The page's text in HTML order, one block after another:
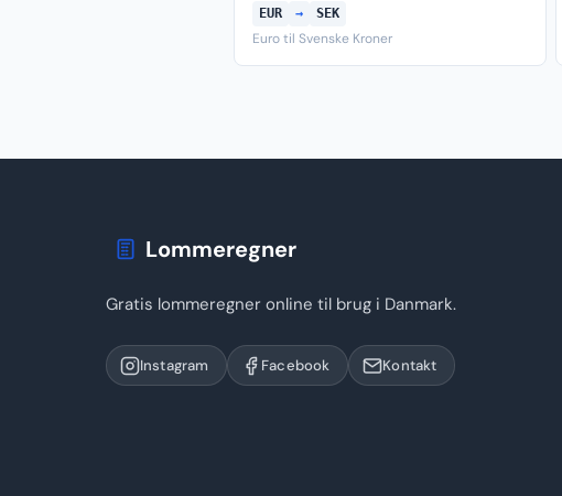
EUR → SEK
Euro til Svenske Kroner
Lommeregner
Gratis lommeregner online til brug i Danmark.
Instagram Facebook Kontakt